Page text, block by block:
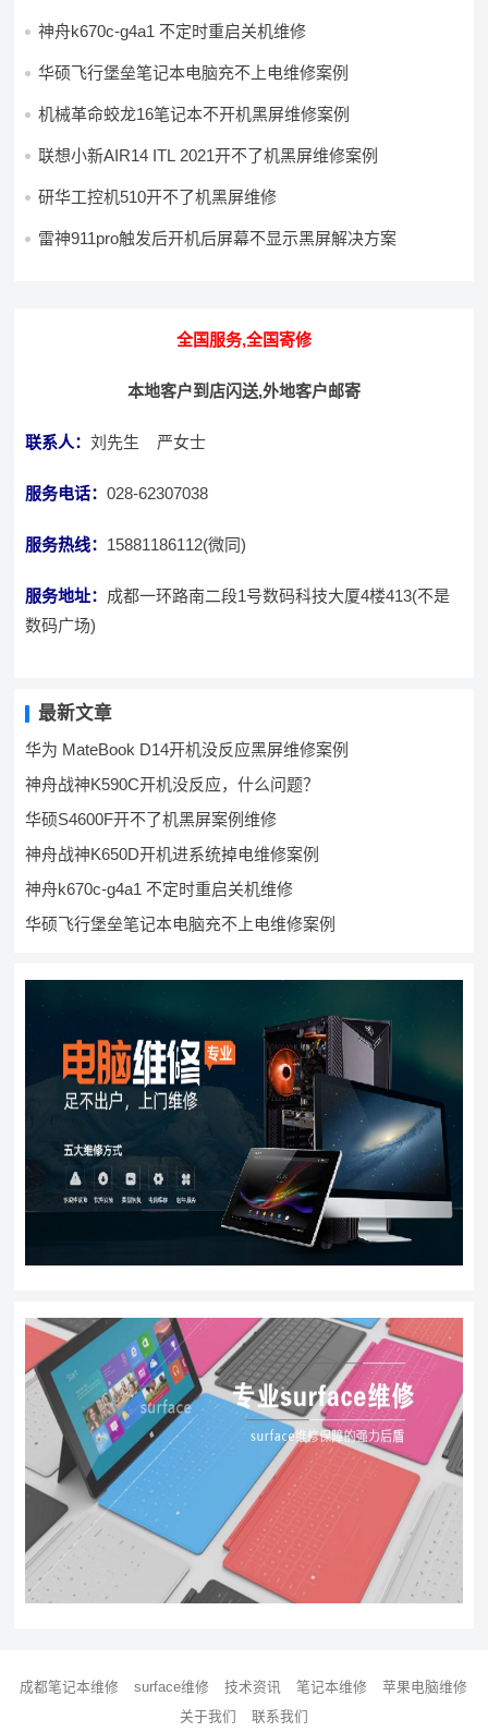
神舟k670c-g4a1 不定时重启关机维修
华硕飞行堡垒笔记本电脑充不上电维修案例
机械革命蛟龙16笔记本不开机黑屏维修案例
联想小新AIR14 ITL 2021开不了机黑屏维修案例
研华工控机510开不了机黑屏维修
雷神911pro触发后开机后屏幕不显示黑屏解决方案
全国服务,全国寄修
本地客户到店闪送,外地客户邮寄
联系人：刘先生 严女士
服务电话：028-62307038
服务热线： 15881186112(微同)
服务地址： 成都一环路南二段1号数码科技大厦4楼413(不是
数码广场)
最新文章
华为 MateBook D14开机没反应黑屏维修案例
神舟战神K590C开机没反应，什么问题？
华硕S4600F开不了机黑屏案例维修
神舟战神K650D开机进系统掉电维修案例
神舟k670c-g4a1 不定时重启关机维修
华硕飞行堡垒笔记本电脑充不上电维修案例
成都笔记本维修 surface维修 技术资讯 笔记本维修
苹果电脑维修
关于我们
联系我们